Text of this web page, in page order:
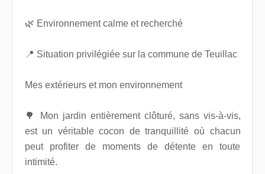
🌿 Environnement calme et recherché
📍 Situation privilégiée sur la commune de Teuillac
Mes extérieurs et mon environnement
🌳 Mon jardin entièrement clôturé, sans vis-à-vis,
est un véritable cocon de tranquillité où chacun
peut profiter de moments de détente en toute
intimité.